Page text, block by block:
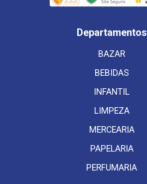
Departamentos
BAZAR
BEBIDAS
INFANTIL
LIMPEZA
MERCEARIA
PAPELARIA
PERFUMARIA